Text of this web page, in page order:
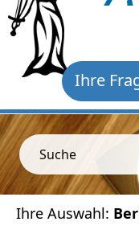
Ihre
Suche
Ihre Auswahl: